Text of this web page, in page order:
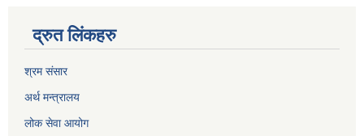
द्रुत लिंकहरु
श्रम संसार
अर्थ मन्त्रालय
लोक सेवा आयोग